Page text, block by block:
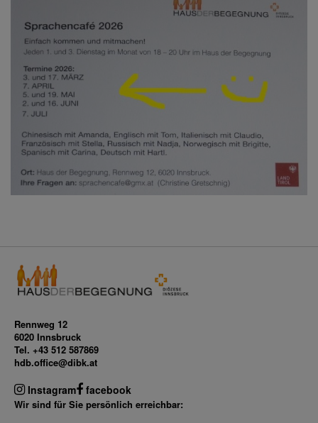
Rennweg 12
6020 Innsbruck
Tel. +43 512 587869
hdb.office@dibk.at
Instagram facebook
Wir sind für Sie persönlich erreichbar: